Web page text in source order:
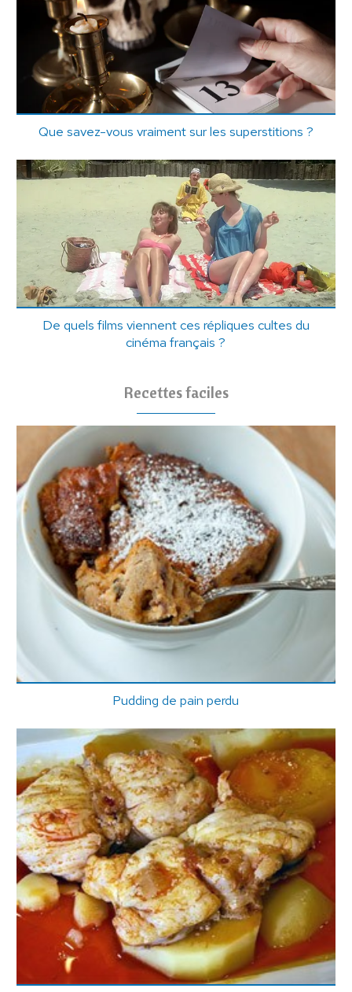
Que savez-vous vraiment sur les superstitions ?
De quels films viennent ces répliques cultes du
cinéma français ?
Recettes faciles
Pudding de pain perdu